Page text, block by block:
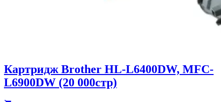
Картридж Brother HL-L6400DW, MFC-
L6900DW (20 000стр)